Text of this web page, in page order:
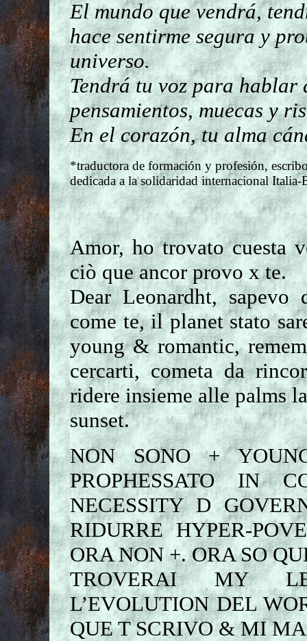
El mundo que vendrá,
hace sentirme segura y
universo.
Tendrá tu voz para hablar
pensamientos, muecas y
En el corazón, tu alma
*traductora de formación y profesión,
dedicada a la solidaridad internacional Italia-
Amor, ho trovato cuesta
ciò que ancor provo x te.
Dear Leonardht, sapevo
come te, il planet stato
young & romantic,
cercarti, cometa da
ridere insieme alle palms
sunset.
NON SONO +
PROPHESSATO IN
NECESSITY D
RIDURRE HYPER-
ORA NON +. ORA SO
TROVERAI MY
L’EVOLUTION DEL
QUE T SCRIVO & MI